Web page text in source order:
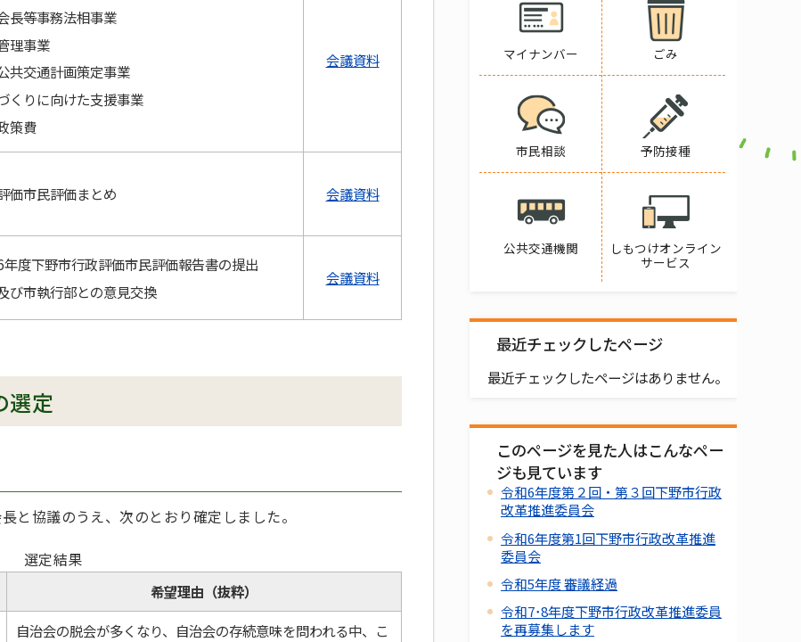
長等事務法相事業
理事業
共交通計画策定事業
くりに向けた支援事業
策費
会議資料
価市民評価まとめ 会議資料
度下野市行政評価市民評価報告書の提出
び市執行部との意見交換
会議資料
選定
と協議のうえ、次のとおり確定しました。
選定結果
希望理由（抜粋）
自治会の脱会が多くなり、自治会の存続意味を問われる中、こ
マイナンバー ごみ
市民相談 予防接種
公共交通機関
しもつけオンライン
サービス
最近チェックしたページ
最近チェックしたページはありません。
このページを見た人はこんなペー
ジも見ています
令和6年度第２回・第３回下野市行政
改革推進委員会
令和6年度第1回下野市行政改革推進
委員会
令和5年度 審議経過
令和7･8年度下野市行政改革推進委員
を再募集します